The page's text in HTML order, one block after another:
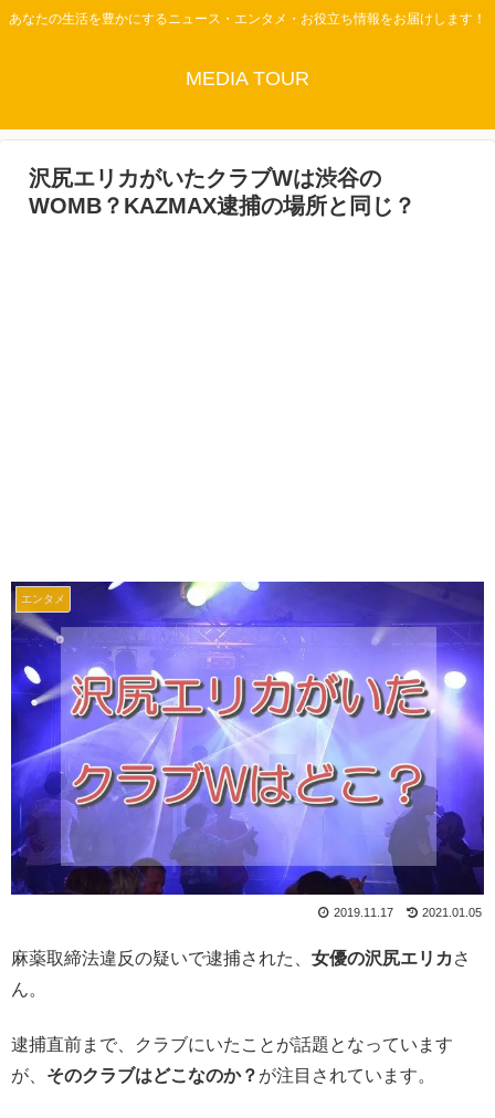
あなたの生活を豊かにするニュース・エンタメ・お役立ち情報をお届けします！
MEDIA TOUR
沢尻エリカがいたクラブWは渋谷の
WOMB？KAZMAX逮捕の場所と同じ？
エンタメ
2021.01.05
2019.11.17
麻薬取締法違反の疑いで逮捕された、 女優の沢尻エリカ さ
ん。
逮捕直前まで、クラブにいたことが話題となっています
が、 そのクラブはどこなのか？ が注目されています。